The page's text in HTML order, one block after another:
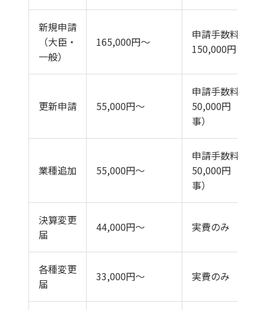
新規申請
（大臣・
一般）
165,000円〜
申請手数料
150,000円
更新申請 55,000円〜
申請手数料
50,000円（知
事）
業種追加 55,000円〜
申請手数料
50,000円（知
事）
決算変更
届
44,000円〜 実費のみ
各種変更
届
33,000円〜 実費のみ